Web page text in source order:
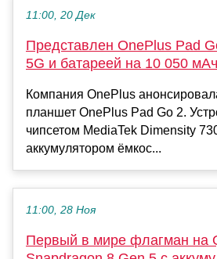
11:00, 20 Дек
Представлен OnePlus Pad
5G и батареей на 10 050 мАч
Компания OnePlus
планшет OnePlus Pad Go 2.
чипсетом MediaTek Dimensity
аккумулятором ёмкос...
11:00, 28 Ноя
Первый в мире флагман на